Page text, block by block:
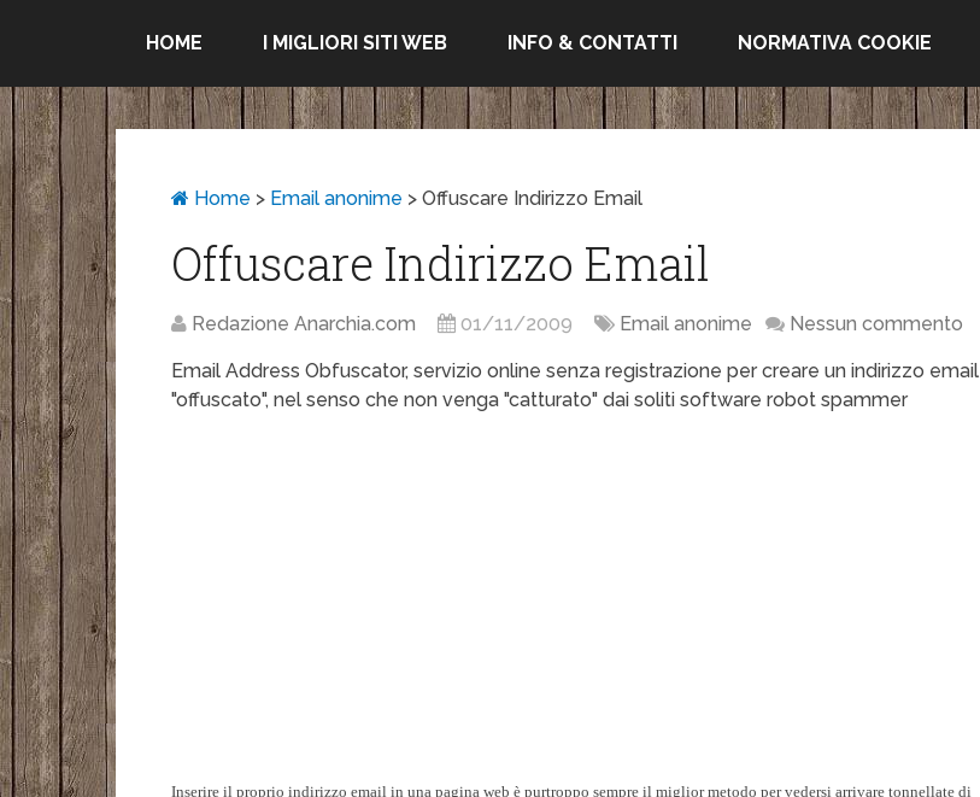
HOME I MIGLIORI SITI WEB INFO & CONTATTI NORMATIVA COOKIE
Home > Email anonime >Offuscare Indirizzo Email
Offuscare Indirizzo Email
Redazione Anarchia.com 01/11/2009 Email anonime Nessun commento
Email Address Obfuscator, servizio online senza registrazione per creare un indirizzo email
"offuscato", nel senso che non venga "catturato" dai soliti software robot spammer
Inserire il proprio indirizzo email in una pagina web è purtroppo sempre il miglior metodo per vedersi arrivare tonnellate di